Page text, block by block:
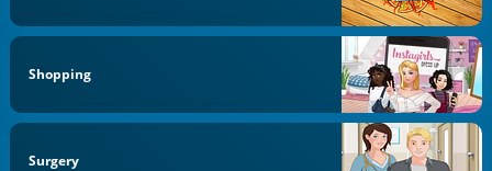
Shopping
Surgery